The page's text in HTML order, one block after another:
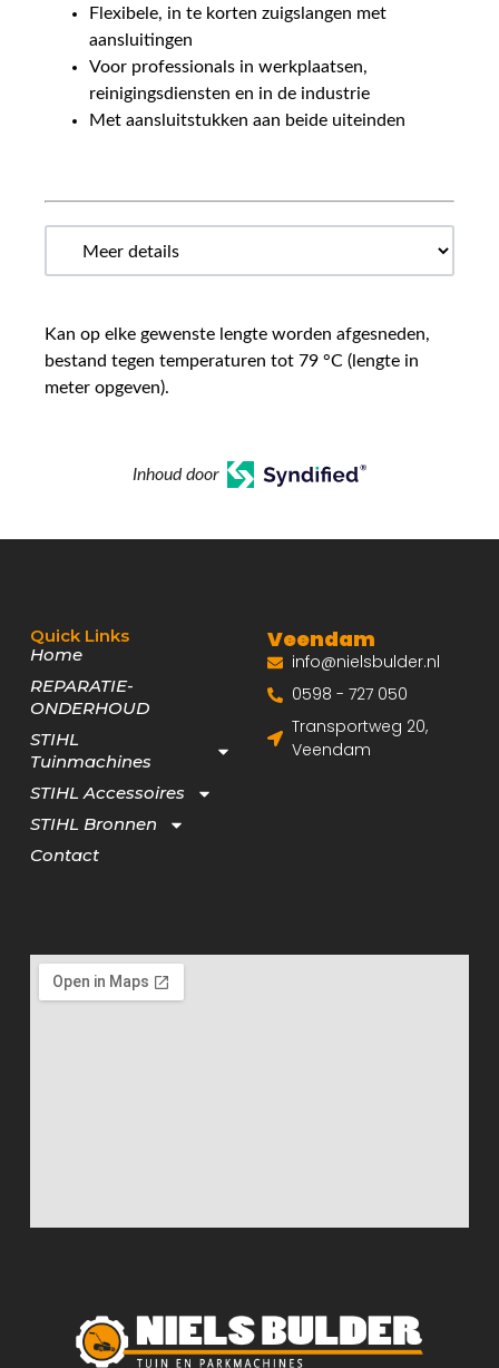
Flexibele, in te korten zuigslangen met
aansluitingen
Voor professionals in werkplaatsen,
reinigingsdiensten en in de industrie
Met aansluitstukken aan beide uiteinden
Kan op elke gewenste lengte worden afgesneden,
bestand tegen temperaturen tot 79 °C (lengte in
meter opgeven).
Inhoud door
Quick Links
Home
REPARATIE-
ONDERHOUD
STIHL
Tuinmachines
STIHL Accessoires
STIHL Bronnen
Contact
Veendam
info@nielsbulder.nl
0598 - 727 050
Transportweg 20,
Veendam